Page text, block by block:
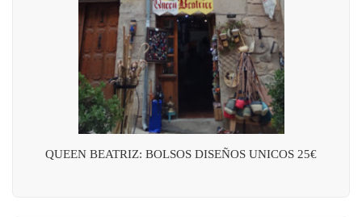
QUEEN BEATRIZ: BOLSOS DISEÑOS UNICOS 25€